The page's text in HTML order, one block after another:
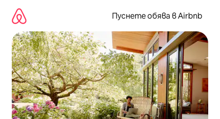
съдържанието
Пуснете обява в Airbnb